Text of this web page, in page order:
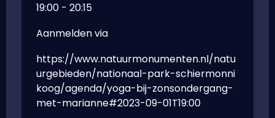
19:00 - 20:15
Aanmelden via
https://www.natuurmonumenten.nl/natu
urgebieden/nationaal-park-schiermonni
koog/agenda/yoga-bij-zonsondergang-
met-marianne#2023-09-01T19:00